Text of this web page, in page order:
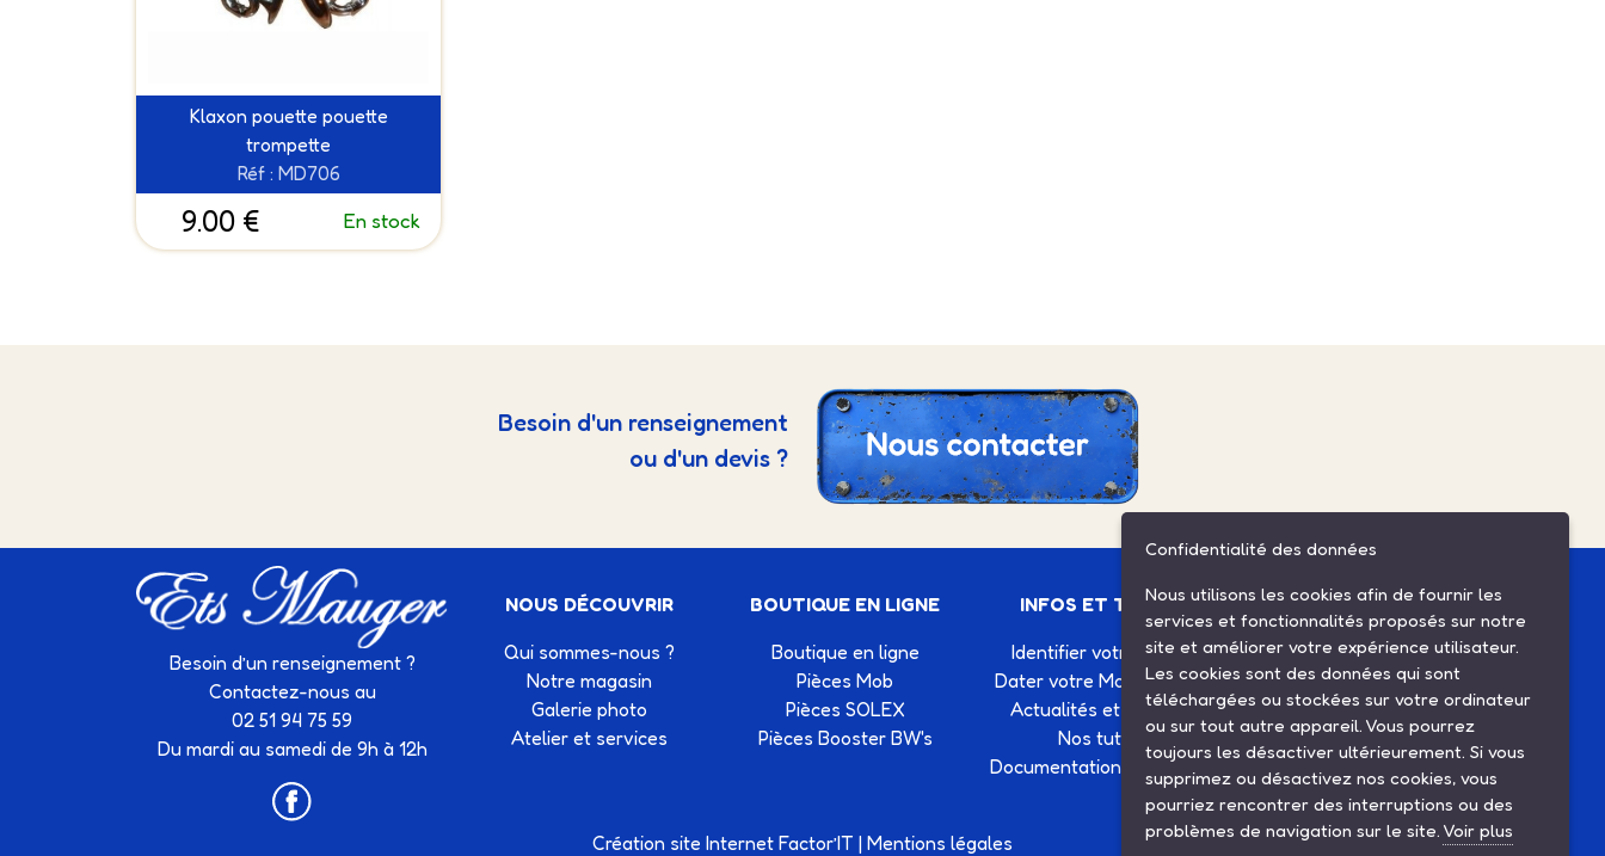
Klaxon pouette pouette
trompette
Réf : MD706
9.00 € En stock
Besoin d'un renseignement
ou d'un devis ?
Besoin d’un renseignement ?
Contactez-nous au
02 51 94 75 59
Du mardi au samedi de 9h à 12h
NOUS DÉCOUVRIR
Qui sommes-nous ?
Notre magasin
Galerie photo
Atelier et services
BOUTIQUE EN LIGNE
Boutique en ligne
Pièces Mob
Pièces SOLEX
Pièces Booster BW's
INFOS ET TUTOS
Identifier votre Solex
Dater votre Motobécane
Actualités et agenda
Nos tutos
Documentation technique
ESPACE CLIENT
Mes commandes
Mes informations
Mes listes d'achats
Conditions générales de
Contactez-nous
Création site Internet Factor’IT | Mentions légales
Confidentialité des données
Nous utilisons les cookies afin de fournir les
services et fonctionnalités proposés sur notre
site et améliorer votre expérience utilisateur.
Les cookies sont des données qui sont
téléchargées ou stockées sur votre ordinateur
ou sur tout autre appareil. Vous pourrez
toujours les désactiver ultérieurement. Si vous
supprimez ou désactivez nos cookies, vous
pourriez rencontrer des interruptions ou des
problèmes de navigation sur le site. Voir plus